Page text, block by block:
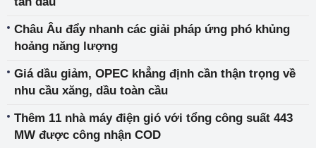
Châu Âu đẩy nhanh các giải pháp ứng phó khủng
hoảng năng lượng
Giá dầu giảm, OPEC khẳng định cần thận trọng về
nhu cầu xăng, dầu toàn cầu
Thêm 11 nhà máy điện gió với tổng công suất 443
MW được công nhận COD